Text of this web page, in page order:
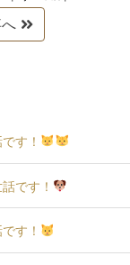
す！
です！
す！